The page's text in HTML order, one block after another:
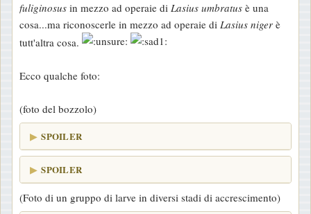
fuliginosus in mezzo ad operaie di Lasius umbratus è una
cosa...ma riconoscerle in mezzo ad operaie di Lasius niger è
tutt'altra cosa.
Ecco qualche foto:
(foto del bozzolo)
SPOILER
SPOILER
(Foto di un gruppo di larve in diversi stadi di accrescimento)